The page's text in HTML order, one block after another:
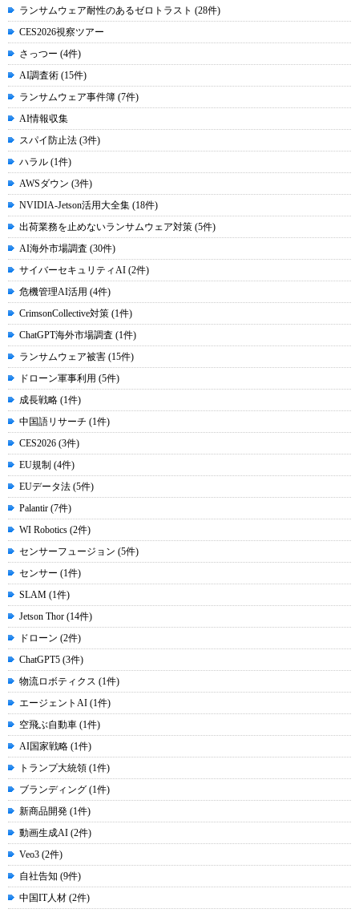
ランサムウェア耐性のあるゼロトラスト (28件)
CES2026視察ツアー
さっつー (4件)
AI調査術 (15件)
ランサムウェア事件簿 (7件)
AI情報収集
スパイ防止法 (3件)
ハラル (1件)
AWSダウン (3件)
NVIDIA-Jetson活用大全集 (18件)
出荷業務を止めないランサムウェア対策 (5件)
AI海外市場調査 (30件)
サイバーセキュリティAI (2件)
危機管理AI活用 (4件)
CrimsonCollective対策 (1件)
ChatGPT海外市場調査 (1件)
ランサムウェア被害 (15件)
ドローン軍事利用 (5件)
成長戦略 (1件)
中国語リサーチ (1件)
CES2026 (3件)
EU規制 (4件)
EUデータ法 (5件)
Palantir (7件)
WI Robotics (2件)
センサーフュージョン (5件)
センサー (1件)
SLAM (1件)
Jetson Thor (14件)
ドローン (2件)
ChatGPT5 (3件)
物流ロボティクス (1件)
エージェントAI (1件)
空飛ぶ自動車 (1件)
AI国家戦略 (1件)
トランプ大統領 (1件)
ブランディング (1件)
新商品開発 (1件)
動画生成AI (2件)
Veo3 (2件)
自社告知 (9件)
中国IT人材 (2件)